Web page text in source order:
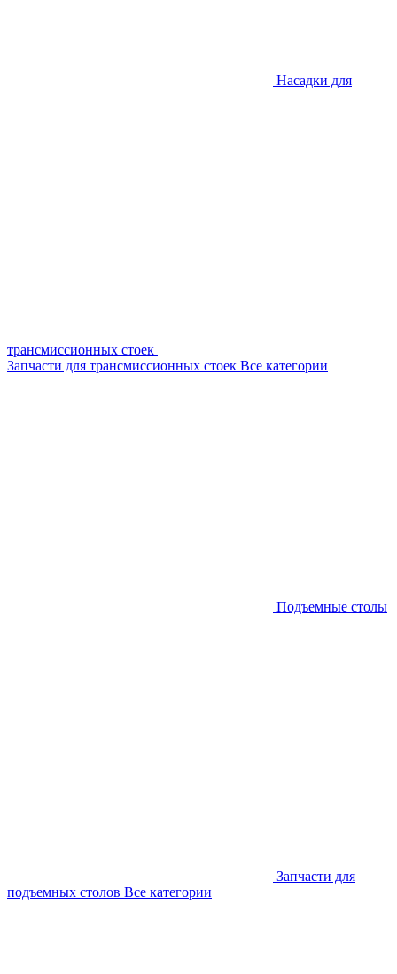
Насадки для
трансмиссионных стоек
Запчасти для трансмиссионных стоек Все категории
Подъемные столы
Запчасти для
подъемных столов Все категории